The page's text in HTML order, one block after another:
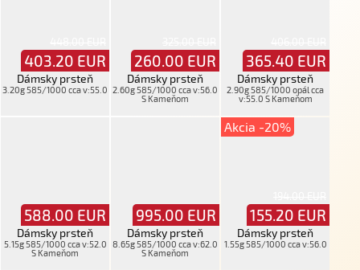
403.20 EUR
Dámsky prsteň
3.20g 585/1000 cca v:55.0
260.00 EUR
Dámsky prsteň
2.60g 585/1000 cca v:56.0
S Kameňom
365.40 EUR
Dámsky prsteň
2.90g 585/1000 opál cca
v:55.0 S Kameňom
588.00 EUR
Dámsky prsteň
5.15g 585/1000 cca v:52.0
S Kameňom
995.00 EUR
Dámsky prsteň
8.65g 585/1000 cca v:62.0
S Kameňom
Akcia -20%
155.20 EUR
Dámsky prsteň
1.55g 585/1000 cca v:56.0